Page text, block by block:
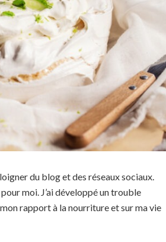
du blog et des réseaux sociaux.
moi. J’ai développé un trouble
rapport à la nourriture et sur ma vie